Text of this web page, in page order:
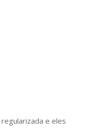
e eles